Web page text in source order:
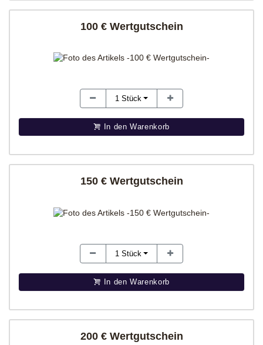
100 € Wertgutschein
1 Stück
In den Warenkorb
150 € Wertgutschein
1 Stück
In den Warenkorb
200 € Wertgutschein